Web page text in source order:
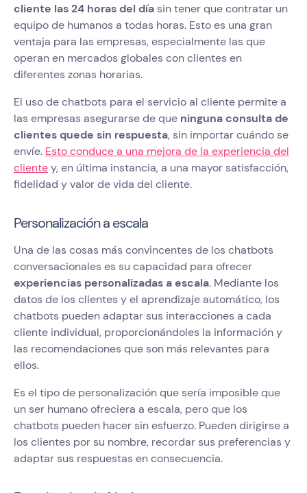
cliente las 24 horas del día sin tener que contratar un
equipo de humanos a todas horas. Esto es una gran
ventaja para las empresas, especialmente las que
operan en mercados globales con clientes en
diferentes zonas horarias.
El uso de chatbots para el servicio al cliente permite a
las empresas asegurarse de que ninguna consulta de
clientes quede sin respuesta, sin importar cuándo se
envíe. Esto conduce a una mejora de la experiencia del
clientey, en última instancia, a una mayor satisfacción,
fidelidad y valor de vida del cliente.
Personalización a escala
Una de las cosas más convincentes de los chatbots
conversacionales es su capacidad para ofrecer
experiencias personalizadas a escala. Mediante los
datos de los clientes y el aprendizaje automático, los
chatbots pueden adaptar sus interacciones a cada
cliente individual, proporcionándoles la información y
las recomendaciones que son más relevantes para
ellos.
Es el tipo de personalización que sería imposible que
un ser humano ofreciera a escala, pero que los
chatbots pueden hacer sin esfuerzo. Pueden dirigirse a
los clientes por su nombre, recordar sus preferencias y
adaptar sus respuestas en consecuencia.